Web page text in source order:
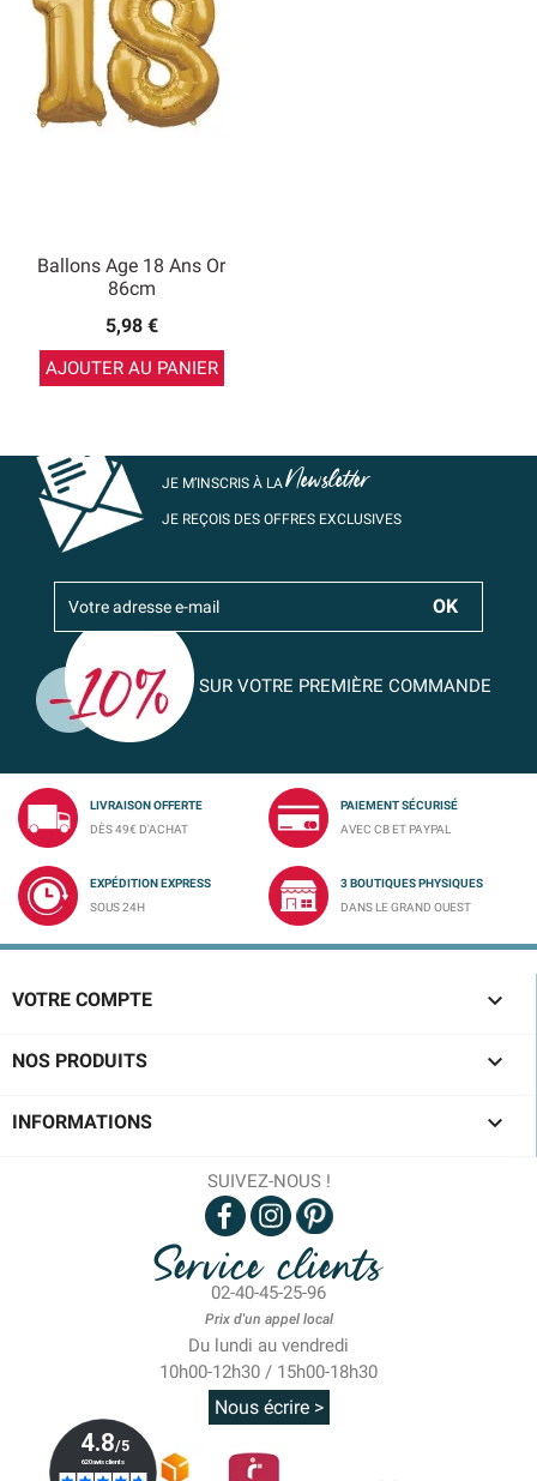
Ballons Age 18 Ans Or
86cm
5,98 €
AJOUTER AU PANIER
JE M’INSCRIS À LANewsletter
JE REÇOIS DES OFFRES EXCLUSIVES
SUR VOTRE PREMIÈRE COMMANDE
LIVRAISON OFFERTE
DÈS 49€ D'ACHAT
PAIEMENT SÉCURISÉ
AVEC CB ET PAYPAL
EXPÉDITION EXPRESS
SOUS 24H
3 BOUTIQUES PHYSIQUES
DANS LE GRAND OUEST
VOTRE COMPTE 
NOS PRODUITS 
INFORMATIONS 
SUIVEZ-NOUS !
Service clients
02-40-45-25-96
Prix d'un appel local
Du lundi au vendredi
10h00-12h30 / 15h00-18h30
Nous écrire >